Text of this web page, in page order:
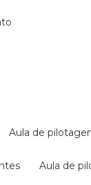
aula de
aula de